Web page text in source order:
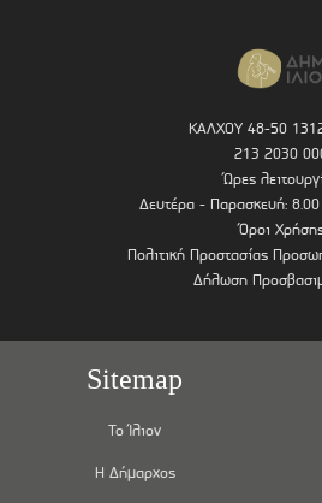
ΚΑΛΧΟΥ 48-50
213 2030
Ώρες
Δευτέρα - Παρασκευή:
Όροι
Πολιτική Προστασίας
Δήλωση
Sitemap
Το Ίλιον
Η Δήμαρχος